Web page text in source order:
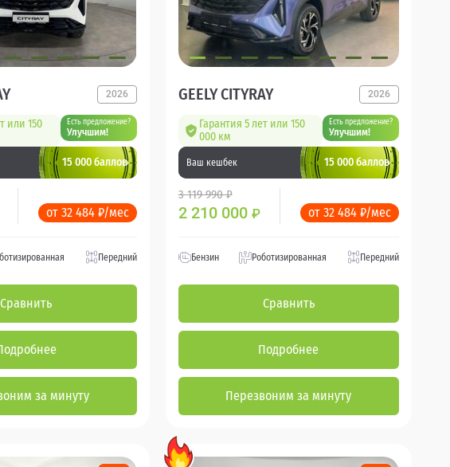
2026
или 150
Есть предложение?
Улучшим!
15 000 баллов
от 32 484 ₽/мес
Передний
Сравнить
за минуту
GEELY CITYRAY 2026
Гарантия 5 лет или 150
000 км
Есть предложение?
Улучшим!
Ваш кешбек 15 000 баллов
3 119 990 ₽
2 210 000 ₽ от 32 484 ₽/мес
Бензин Роботизированная Передний
Сравнить
Подробнее
Перезвоним за минуту